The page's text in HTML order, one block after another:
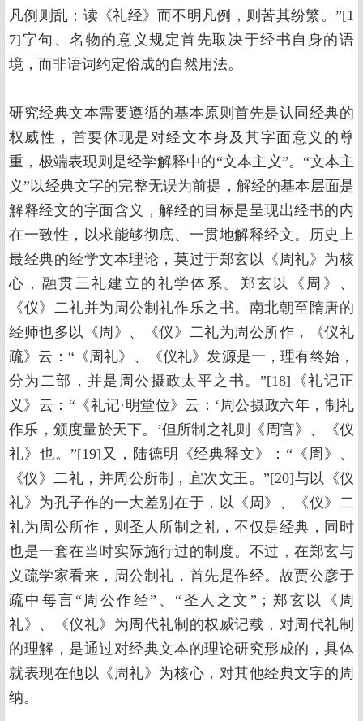
凡例则乱；读《礼经》而不明凡例，则苦其纷繁。”[1
7]字句、名物的意义规定首先取决于经书自身的语
境，而非语词约定俗成的自然用法。
研究经典文本需要遵循的基本原则首先是认同经典的
权威性，首要体现是对经文本身及其字面意义的尊
重，极端表现则是经学解释中的“文本主义”。“文本主
义”以经典文字的完整无误为前提，解经的基本层面是
解释经文的字面含义，解经的目标是呈现出经书的内
在一致性，以求能够彻底、一贯地解释经文。历史上
最经典的经学文本理论，莫过于郑玄以《周礼》为核
心，融贯三礼建立的礼学体系。郑玄以《周》、
《仪》二礼并为周公制礼作乐之书。南北朝至隋唐的
经师也多以《周》、《仪》二礼为周公所作，《仪礼
疏》云：“《周礼》、《仪礼》发源是一，理有终始，
分为二部，并是周公摄政太平之书。”[18]《礼记正
义》云：“《礼记·明堂位》云：‘周公摄政六年，制礼
作乐，颁度量於天下。’但所制之礼则《周官》、《仪
礼》也。”[19]又，陆德明《经典释文》：“《周》、
《仪》二礼，并周公所制，宜次文王。”[20]与以《仪
礼》为孔子作的一大差别在于，以《周》、《仪》二
礼为周公所作，则圣人所制之礼，不仅是经典，同时
也是一套在当时实际施行过的制度。不过，在郑玄与
义疏学家看来，周公制礼，首先是作经。故贾公彦于
疏中每言“周公作经”、“圣人之文”；郑玄以《周
礼》、《仪礼》为周代礼制的权威记载，对周代礼制
的理解，是通过对经典文本的理论研究形成的，具体
就表现在他以《周礼》为核心，对其他经典文字的周
纳。